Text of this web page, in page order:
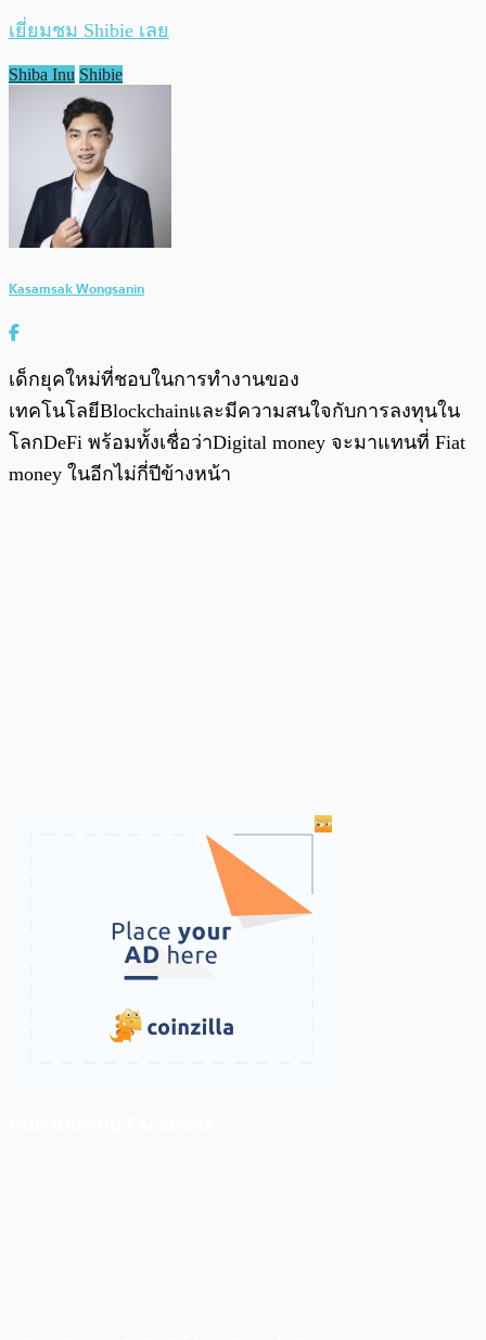
เยี่ยมชม Shibie เลย
Shiba Inu Shibie
Kasamsak Wongsanin
เด็กยุคใหม่ที่ชอบในการทำงานของ
เทคโนโลยีBlockchainและมีความสนใจกับการลงทุนใน
โลกDeFi พร้อมทั้งเชื่อว่าDigital money จะมาแทนที่ Fiat
money ในอีกไม่กี่ปีข้างหน้า